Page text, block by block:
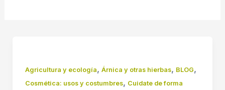
Agricultura y ecología, Árnica y otras hierbas, BLOG,
Cosmética: usos y costumbres, Cuidate de forma